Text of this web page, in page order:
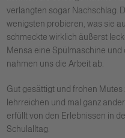
verlangten sogar Nachschlag.
wenigsten probieren, was sie
schmeckte wirklich äußerst
Mensa eine Spülmaschine
nahmen uns die Arbeit ab.
Gut gesättigt und frohen
lehrreichen und mal ganz
erfüllt von den Erlebnissen in
Schulalltag.